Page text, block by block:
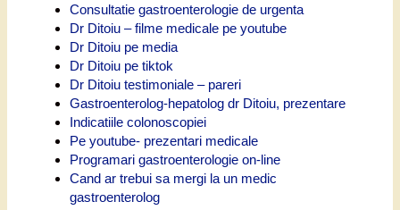
Consultatie gastroenterologie de urgenta
Dr Ditoiu – filme medicale pe youtube
Dr Ditoiu pe media
Dr Ditoiu pe tiktok
Dr Ditoiu testimoniale – pareri
Gastroenterolog-hepatolog dr Ditoiu, prezentare
Indicatiile colonoscopiei
Pe youtube- prezentari medicale
Programari gastroenterologie on-line
Cand ar trebui sa mergi la un medic
gastroenterolog